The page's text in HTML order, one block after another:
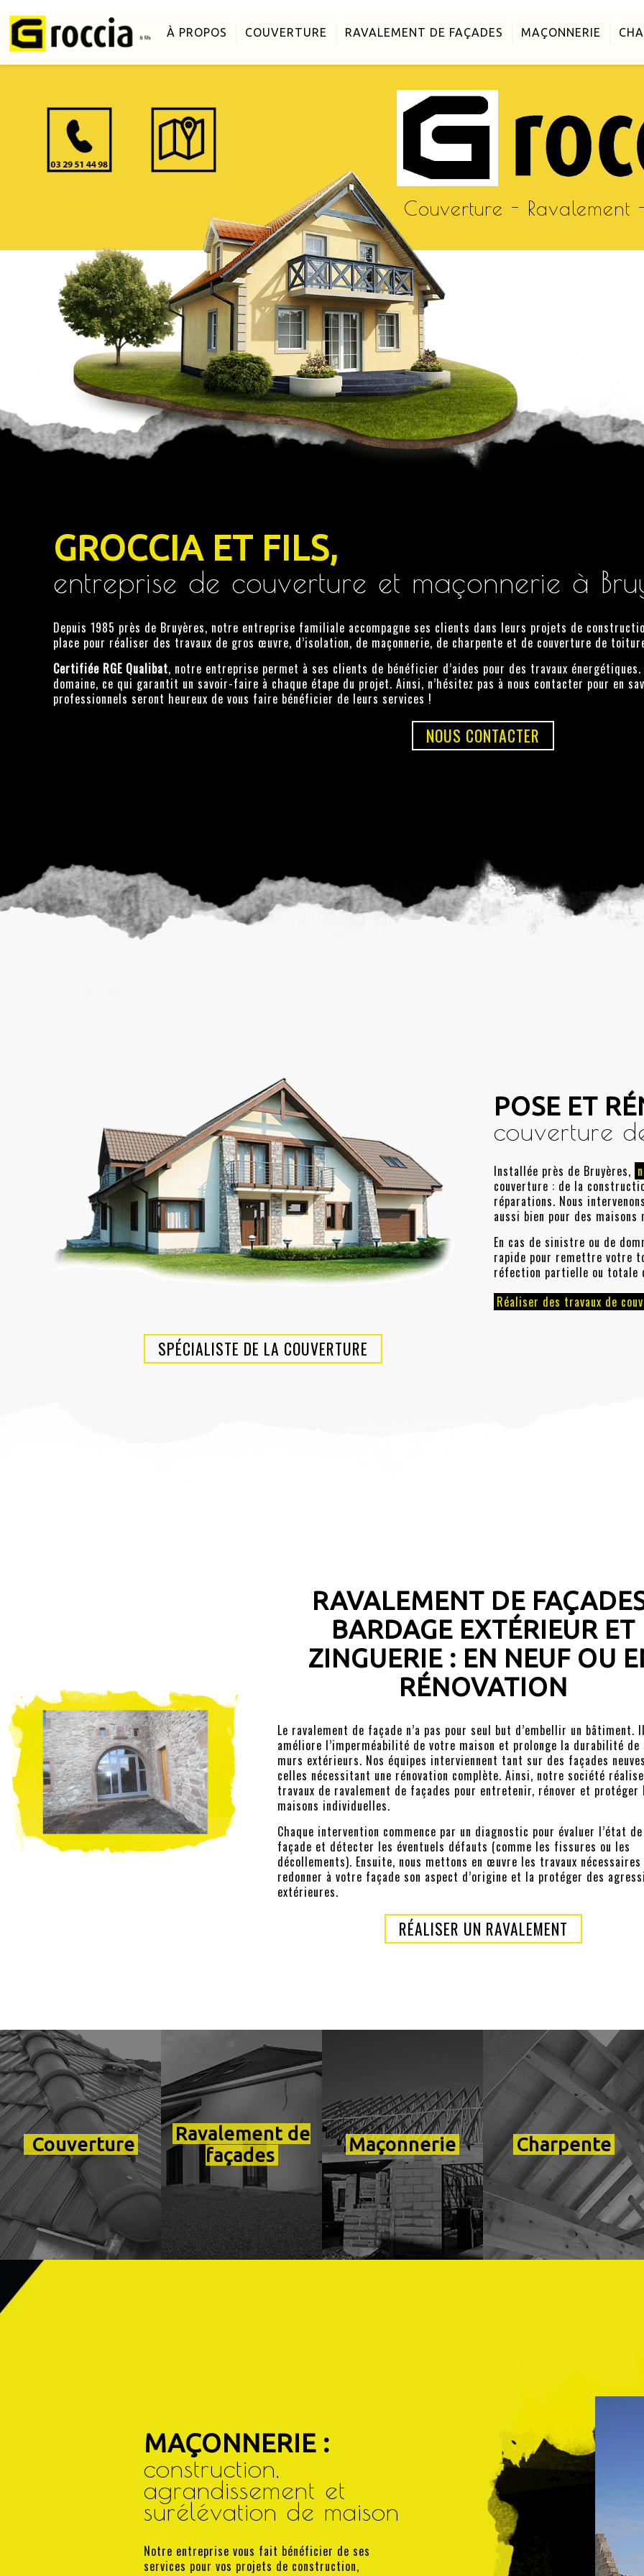
À PROPOS COUVERTURE RAVALEMENT DE FAÇADES MAÇONNERIE
GROCCIA ET FILS,
entreprise de couverture et maçonnerie à
Depuis 1985 près de Bruyères, notre entreprise familiale accompagne ses clients dans leurs projets de
place pour réaliser des travaux de gros œuvre, d’isolation, de maçonnerie, de charpente et de couverture de
Certifiée RGE Qualibat, notre entreprise permet à ses clients de bénéficier d’aides pour des travaux énergétiques.
domaine, ce qui garantit un savoir-faire à chaque étape du projet. Ainsi, n’hésitez pas à nous contacter pour en
professionnels seront heureux de vous faire bénéficier de leurs services !
NOUS CONTACTER
SPÉCIALISTE DE LA COUVERTURE
POSE ET
couverture
Installée près de Bruyères,
couverture : de la
réparations. Nous
aussi bien pour des maisons
En cas de sinistre ou de
rapide pour remettre votre
réfection partielle ou totale
Réaliser des travaux de
RAVALEMENT DE
BARDAGE EXTÉRIEUR ET
ZINGUERIE : EN NEUF OU
RÉNOVATION
Le ravalement de façade n’a pas pour seul but d’embellir un bâtiment. Il
améliore l’imperméabilité de votre maison et prolonge la durabilité de
murs extérieurs. Nos équipes interviennent tant sur des façades
celles nécessitant une rénovation complète. Ainsi, notre société
travaux de ravalement de façades pour entretenir, rénover et protéger
maisons individuelles.
Chaque intervention commence par un diagnostic pour évaluer l’état
façade et détecter les éventuels défauts (comme les fissures ou les
décollements). Ensuite, nous mettons en œuvre les travaux nécessaires
redonner à votre façade son aspect d’origine et la protéger des
extérieures.
RÉALISER UN RAVALEMENT
Couverture
Ravalement de
façades
Maçonnerie Charpente
MAÇONNERIE :
construction,
agrandissement et
surélévation de maison
Notre entreprise vous fait bénéficier de ses
services pour vos projets de construction,